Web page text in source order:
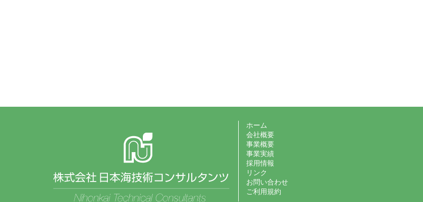
ホーム
会社概要
事業概要
事業実績
採用情報
リンク
お問い合わせ
ご利用規約